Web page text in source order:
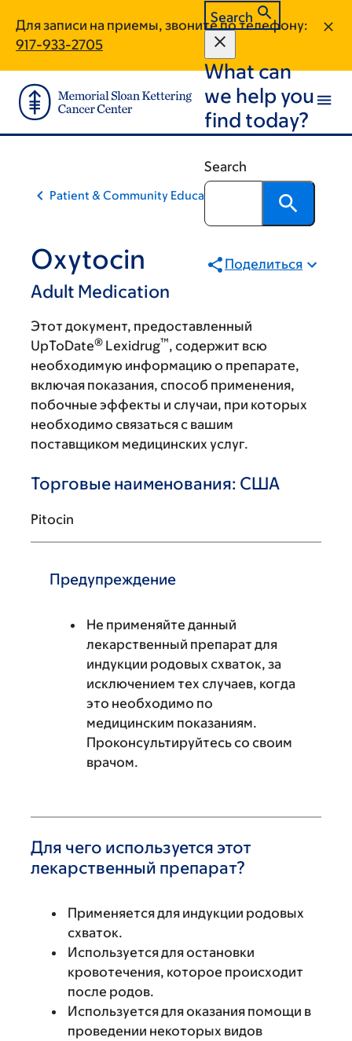
main
content
footer
Для записи на приемы, звоните по телефону:
917-933-2705
Search
What can
we help you
find today?
Search
Patient & Community Education
Oxytocin
Adult Medication
Поделиться
Этот документ, предоставленный
UpToDate® Lexidrug™, содержит всю
необходимую информацию о препарате,
включая показания, способ применения,
побочные эффекты и случаи, при которых
необходимо связаться с вашим
поставщиком медицинских услуг.
Торговые наименования: США
Pitocin
Предупреждение
Не применяйте данный
лекарственный препарат для
индукции родовых схваток, за
исключением тех случаев, когда
это необходимо по
медицинским показаниям.
Проконсультируйтесь со своим
врачом.
Для чего используется этот
лекарственный препарат?
Применяется для индукции родовых
схваток.
Используется для остановки
кровотечения, которое происходит
после родов.
Используется для оказания помощи в
проведении некоторых видов